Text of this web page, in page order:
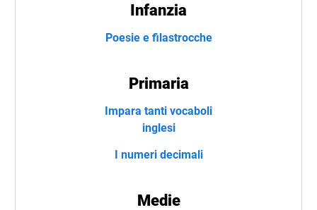
Infanzia
Poesie e filastrocche
Primaria
Impara tanti vocaboli
inglesi
I numeri decimali
Medie